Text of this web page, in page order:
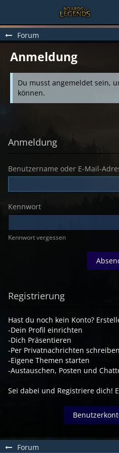
Forum
Forum
Anmeldung
Du musst angemeldet sein,
können.
Anmeldung
Benutzername oder E-Mail-
Kennwort
Kennwort vergessen
Registrierung
Hast du noch kein Konto?
-Dein Profil einrichten
-Dich Präsentieren
-Per Privatnachrichten schreiben
-Eigene Themen starten
-Austauschen, Posten und
Sei dabei und Registriere dich!